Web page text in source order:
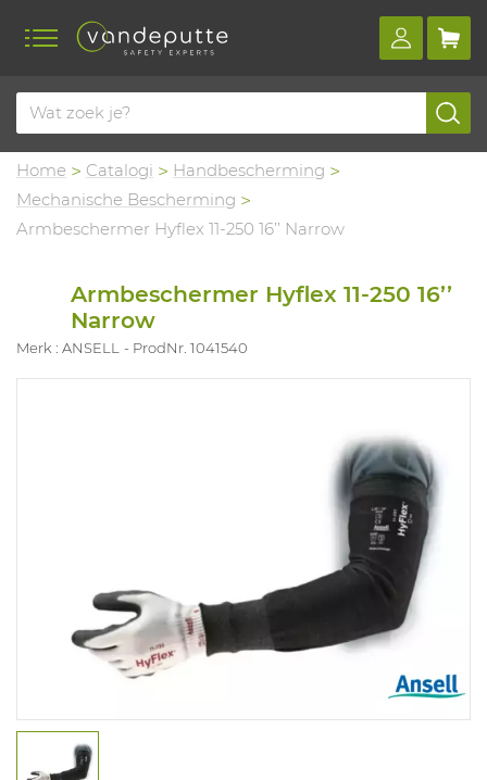
Home Catalogi
Handbescherming
Mechanische Bescherming
Armbeschermer Hyflex 11-250 16’’ Narrow
Armbeschermer Hyflex 11-250 16’’
Narrow
Merk : ANSELL ProdNr. 1041540